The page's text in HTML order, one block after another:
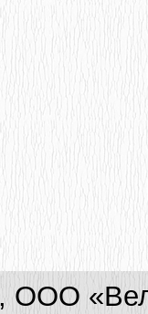
ООО